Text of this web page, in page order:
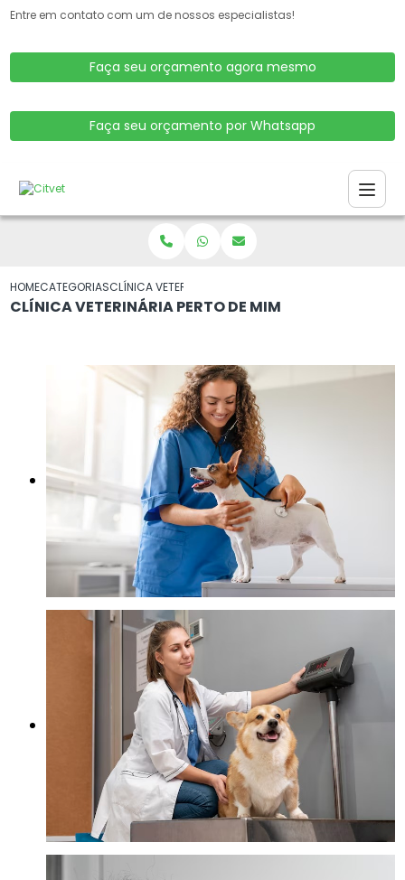
Entre em contato com um de nossos especialistas!
Faça seu orçamento agora mesmo
Faça seu orçamento por Whatsapp
HOMECATEGORIASCLÍNICA VETERINÁRIA PERTO DE MIM
CLÍNICA VETERINÁRIA PERTO DE MIM